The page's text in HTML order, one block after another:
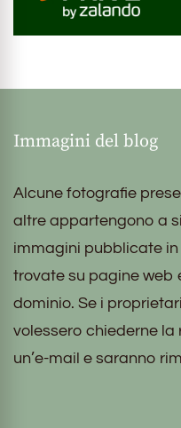
Immagini del blog
Alcune fotografie
altre appartengono a
immagini pubblicate
trovate su pagine web
dominio. Se i
volessero chiederne la
un’e-mail e saranno